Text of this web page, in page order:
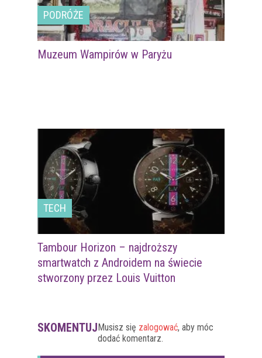
PODRÓŻE
Muzeum Wampirów w Paryżu
TECH
Tambour Horizon – najdroższy
smartwatch z Androidem na świecie
stworzony przez Louis Vuitton
SKOMENTUJ Musisz się zalogować, aby móc
dodać komentarz.